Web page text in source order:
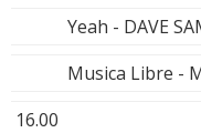
Yeah - DAVE
Musica Libre -
16.00